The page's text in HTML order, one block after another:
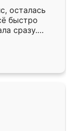
осталась
быстро
сразу.
к
Собрали
даже